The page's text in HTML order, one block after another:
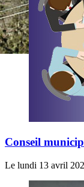
Conseil
Le lundi 13 avril